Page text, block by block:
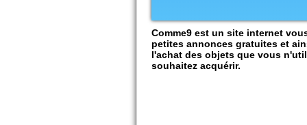
Comme9 est un site internet
petites annonces gratuites et
l'achat des objets que vous
souhaitez acquérir.